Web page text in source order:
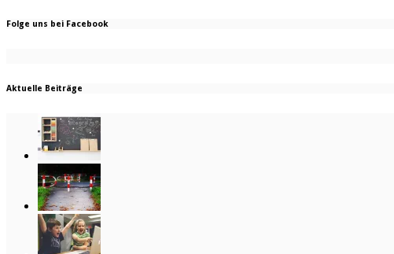
Folge uns bei Facebook
Aktuelle Beiträge